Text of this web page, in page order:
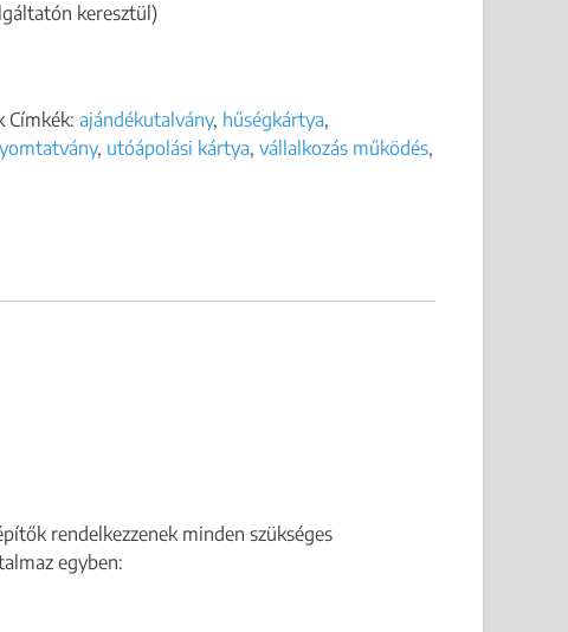
keresztül)
Címkék: ajándékutalvány, hűségkártya,
, utóápolási kártya, vállalkozás működés,
rendelkezzenek minden szükséges
egyben: